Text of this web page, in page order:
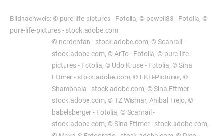
AKE-RHEINGOLDfür die Heimreise erwartet.
Bildnachweis: © pure-life-pictures - Fotolia, © powell83 - Fotolia, ©
pure-life-pictures - stock.adobe.com
© nordenfan - stock.adobe.com, © Scanrail -
stock.adobe.com, © ArTo - Fotolia, © pure-life-
pictures - Fotolia, © Udo Kruse - Fotolia, © Sina
Ettmer - stock.adobe.com, © EKH-Pictures, ©
Shambhala - stock.adobe.com, © Sina Ettmer -
stock.adobe.com, © TZ Wismar, Anibal Trejo, ©
babelsberger - Fotolia, © Scanrail -
stock.adobe.com, © Sina Ettmer - stock.adobe.com,